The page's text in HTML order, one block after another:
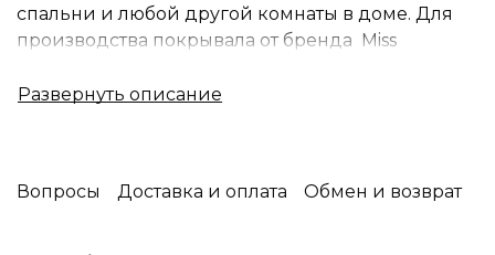
спальни и любой другой комнаты в доме. Для
производства покрывала от бренда Miss
самые современные технологии.Правильно
☑️ Упаковка: Фирменная Силиконовая сумка
Вопросы Доставка и оплата Обмен и возврат